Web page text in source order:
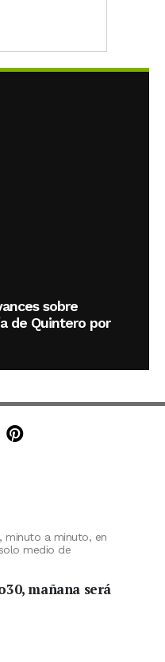
sobre
de Quintero por
X (Twitter)
en TikTok
de Minuto30 en
Minuto30 en LinkedIn
Minuto30 en
minuto a minuto, en
medio de
mañana será